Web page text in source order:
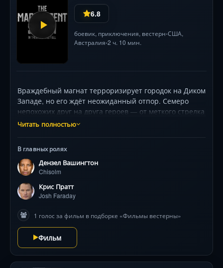
6.8
боевик, приключения, вестерн•США,
Австралия•2 ч. 10 мин.
Враждебный магнат терроризирует городок на Диком
Западе, но его ждёт неожиданный отпор. Семеро
непохожих друг на друга героев — от меткого стрелка
до изгнанного воина — объединяются, чтобы
битве за справедливость, где каждый выстрел
решает судьбу целого народа.
Читать полностью
В главных ролях
Дензел Вашингтон
Chisolm
Крис Пратт
Josh Faraday
1 голос за фильм в подборке «Фильмы вестерны»
Фильм